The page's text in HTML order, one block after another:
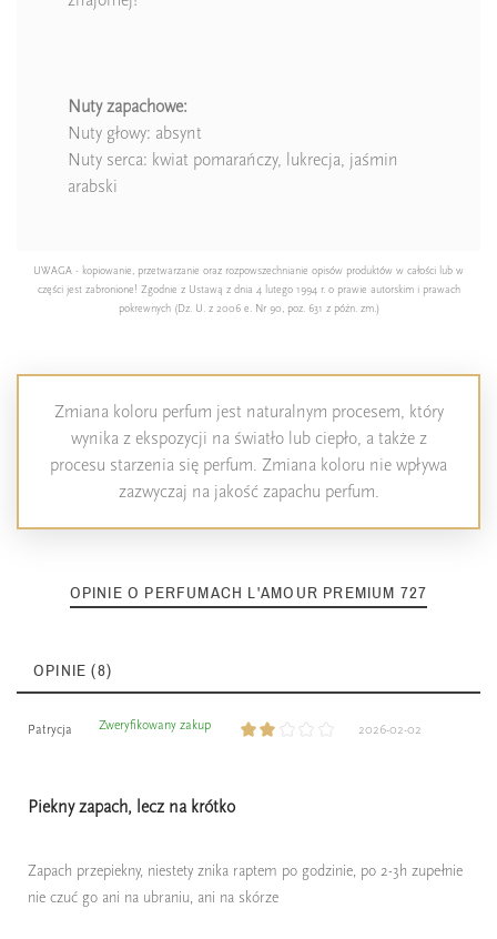
Nuty zapachowe:
Nuty głowy: absynt
Nuty serca: kwiat pomarańczy, lukrecja, jaśmin
arabski
UWAGA - kopiowanie, przetwarzanie oraz rozpowszechnianie opisów produktów w całości lub w
części jest zabronione! Zgodnie z Ustawą z dnia 4 lutego 1994 r. o prawie autorskim i prawach
pokrewnych (Dz. U. z 2006 e. Nr 90, poz. 631 z późn. zm.)
Zmiana koloru perfum jest naturalnym procesem, który
wynika z ekspozycji na światło lub ciepło, a także z
procesu starzenia się perfum. Zmiana koloru nie wpływa
zazwyczaj na jakość zapachu perfum.
OPINIE O PERFUMACH L'AMOUR PREMIUM 727
OPINIE (8)
Patrycja Zweryfikowany zakup 2026-02-02
Piekny zapach, lecz na krótko
Zapach przepiekny, niestety znika raptem po godzinie, po 2-3h zupełnie
nie czuć go ani na ubraniu, ani na skórze